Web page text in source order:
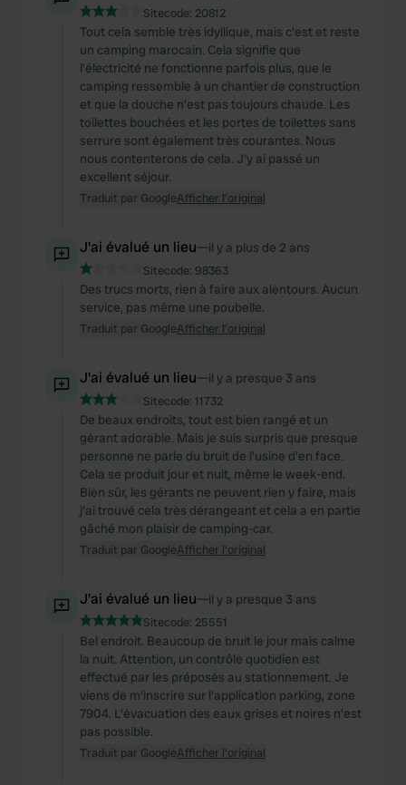
Sitecode: 20812
Tout cela semble très idyllique, mais c'est et reste
un camping marocain. Cela signifie que
l'électricité ne fonctionne parfois plus, que le
camping ressemble à un chantier de construction
et que la douche n'est pas toujours chaude. Les
toilettes bouchées et les portes de toilettes sans
serrure sont également très courantes. Nous
nous contenterons de cela. J'y ai passé un
excellent séjour.
Traduit par GoogleAfficher l'original
J'ai évalué un lieu—il y a plus de 2 ans
Sitecode: 98363
Des trucs morts, rien à faire aux alentours. Aucun
service, pas même une poubelle.
Traduit par GoogleAfficher l'original
J'ai évalué un lieu—il y a presque 3 ans
Sitecode: 11732
De beaux endroits, tout est bien rangé et un
gérant adorable. Mais je suis surpris que presque
personne ne parle du bruit de l'usine d'en face.
Cela se produit jour et nuit, même le week-end.
Bien sûr, les gérants ne peuvent rien y faire, mais
j'ai trouvé cela très dérangeant et cela a en partie
gâché mon plaisir de camping-car.
Traduit par GoogleAfficher l'original
J'ai évalué un lieu—il y a presque 3 ans
Sitecode: 25551
Bel endroit. Beaucoup de bruit le jour mais calme
la nuit. Attention, un contrôle quotidien est
effectué par les préposés au stationnement. Je
viens de m'inscrire sur l'application parking, zone
7904. L'évacuation des eaux grises et noires n'est
pas possible.
Traduit par GoogleAfficher l'original